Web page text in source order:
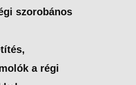
szorobános
a régi